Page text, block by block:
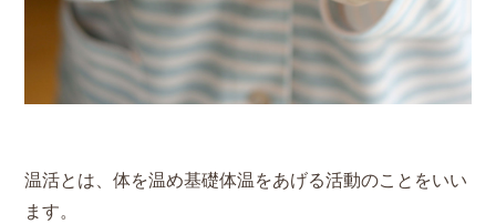
温活とは、体を温め基礎体温をあげる活動のことをいい
ます。